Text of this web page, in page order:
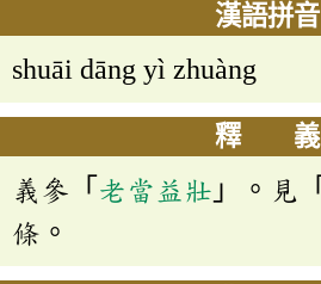
漢語拼音
shuāi dāng yì zhuàng
釋 義
義參「 老當益壯 」。見「
條。